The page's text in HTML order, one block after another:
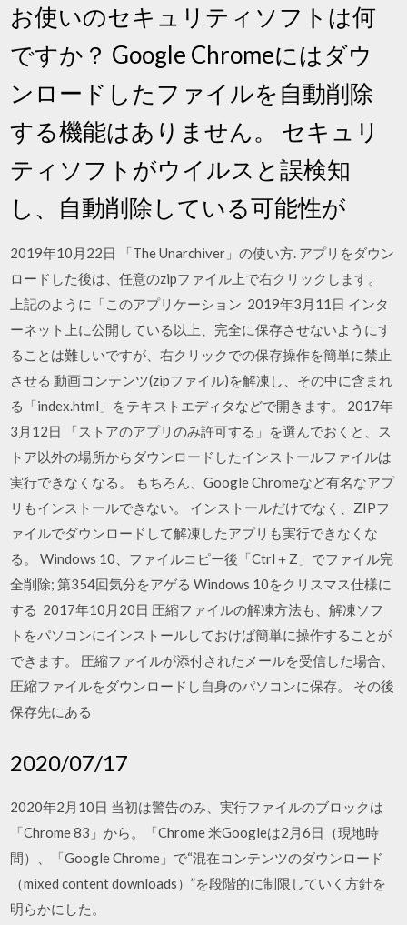
お使いのセキュリティソフトは何
ですか？ Google Chromeにはダウ
ンロードしたファイルを自動削除
する機能はありません。 セキュリ
ティソフトがウイルスと誤検知
し、自動削除している可能性が
2019年10月22日 「The Unarchiver」の使い方. アプリをダウン
ロードした後は、任意のzipファイル上で右クリックします。
上記のように「このアプリケーション 2019年3月11日 インタ
ーネット上に公開している以上、完全に保存させないようにす
ることは難しいですが、右クリックでの保存操作を簡単に禁止
させる 動画コンテンツ(zipファイル)を解凍し、その中に含まれ
る「index.html」をテキストエディタなどで開きます。 2017年
3月12日 「ストアのアプリのみ許可する」を選んでおくと、ス
トア以外の場所からダウンロードしたインストールファイルは
実行できなくなる。 もちろん、Google Chromeなど有名なアプ
リもインストールできない。 インストールだけでなく、ZIPフ
ァイルでダウンロードして解凍したアプリも実行できなくな
る。 Windows 10、ファイルコピー後「Ctrl＋Z」でファイル完
全削除; 第354回気分をアゲる Windows 10をクリスマス仕様に
する 2017年10月20日 圧縮ファイルの解凍方法も、解凍ソフ
トをパソコンにインストールしておけば簡単に操作することが
できます。 圧縮ファイルが添付されたメールを受信した場合、
圧縮ファイルをダウンロードし自身のパソコンに保存。 その後
保存先にある
2020/07/17
2020年2月10日 当初は警告のみ、実行ファイルのブロックは
「Chrome 83」から。「Chrome 米Googleは2月6日（現地時
間）、「Google Chrome」で“混在コンテンツのダウンロード
（mixed content downloads）”を段階的に制限していく方針を
明らかにした。